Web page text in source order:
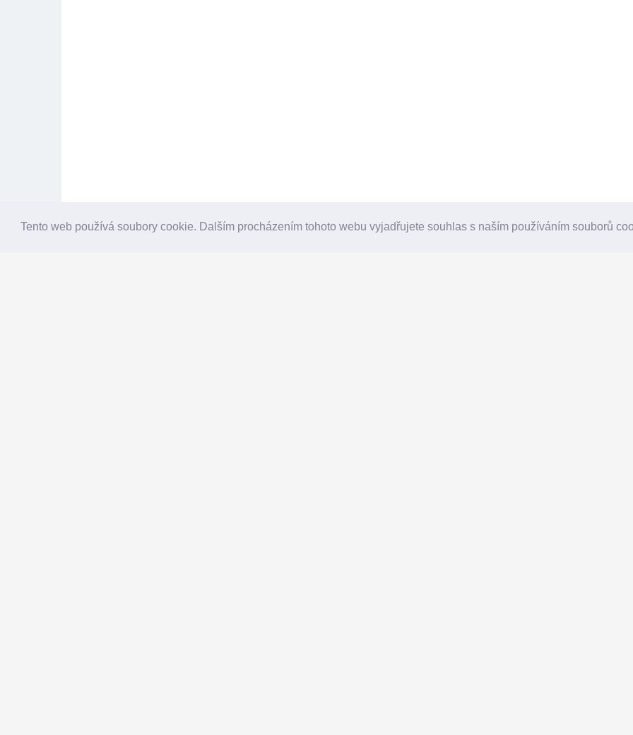
Tento web používá soubory cookie. Dalším procházením tohoto webu vyjadřujete souhlas s naším používáním souborů